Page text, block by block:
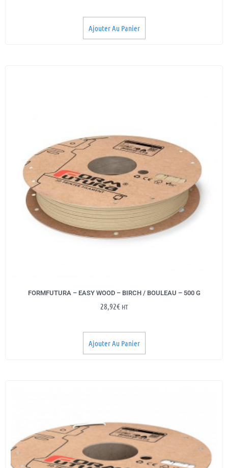
Ajouter Au Panier
FORMFUTURA – EASY WOOD – BIRCH / BOULEAU – 500 G
28,92€ HT
Ajouter Au Panier